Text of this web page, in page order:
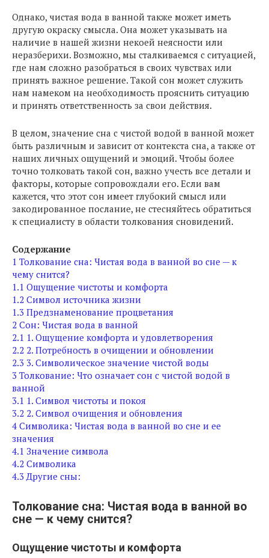
Однако, чистая вода в ванной также может иметь
другую окраску смысла. Она может указывать на
наличие в нашей жизни некоей неясности или
неразберихи. Возможно, мы сталкиваемся с ситуацией,
где нам сложно разобраться в своих чувствах или
принять важное решение. Такой сон может служить
нам намеком на необходимость прояснить ситуацию
и принять ответственность за свои действия.
В целом, значение сна с чистой водой в ванной может
быть различным и зависит от контекста сна, а также от
наших личных ощущений и эмоций. Чтобы более
точно толковать такой сон, важно учесть все детали и
факторы, которые сопровождали его. Если вам
кажется, что этот сон имеет глубокий смысл или
закодированное послание, не стесняйтесь обратиться
к специалисту в области толкования сновидений.
Содержание
1 Толкование сна: Чистая вода в ванной во сне — к
чему снится?
1.1 Ощущение чистоты и комфорта
1.2 Символ источника жизни
1.3 Предзнаменование процветания
2 Сон: Чистая вода в ванной
2.1 1. Ощущение комфорта и удовлетворения
2.2 2. Потребность в очищении и обновлении
2.3 3. Символическое значение чистой воды
3 Толкование: Что означает сон с чистой водой в
ванной
3.1 1. Символ чистоты и покоя
3.2 2. Символ очищения и обновления
4 Символика: Чистая вода в ванной во сне и ее
значения
4.1 Значение символа
4.2 Символика
4.3 Другие сны:
Толкование сна: Чистая вода в ванной во
сне — к чему снится?
Ощущение чистоты и комфорта